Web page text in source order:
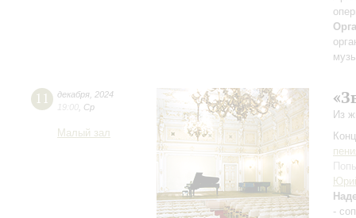
11 декабря 2024
19:00 Ср
Малый зал
Из
-